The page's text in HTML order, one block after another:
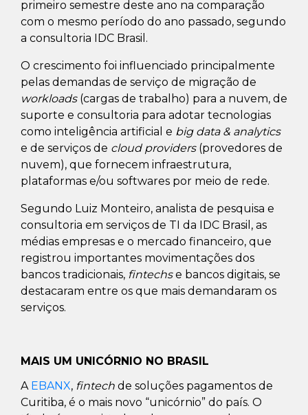
primeiro semestre deste ano na comparação
com o mesmo período do ano passado, segundo
a consultoria IDC Brasil.
O crescimento foi influenciado principalmente
pelas demandas de serviço de migração de
workloads(cargas de trabalho) para a nuvem, de
suporte e consultoria para adotar tecnologias
como inteligência artificial e big data & analytics
e de serviços de cloud providers(provedores de
nuvem), que fornecem infraestrutura,
plataformas e/ou softwares por meio de rede.
Segundo Luiz Monteiro, analista de pesquisa e
consultoria em serviços de TI da IDC Brasil, as
médias empresas e o mercado financeiro, que
registrou importantes movimentações dos
bancos tradicionais, fintechse bancos digitais, se
destacaram entre os que mais demandaram os
serviços.
MAIS UM UNICÓRNIO NO BRASIL
A EBANX, fintech de soluções pagamentos de
Curitiba, é o mais novo “unicórnio” do país. O